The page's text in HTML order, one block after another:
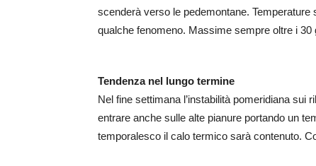
scenderà verso le pedemontane.
qualche fenomeno. Massime sempre oltre i 30
Tendenza nel lungo termine
Nel fine settimana l’instabilità pomeridiana sui
entrare anche sulle alte pianure portando un
temporalesco il calo termico sarà contenuto.